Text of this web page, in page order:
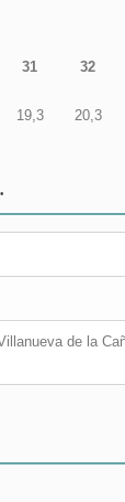
31 32
19,3 20,3
de la